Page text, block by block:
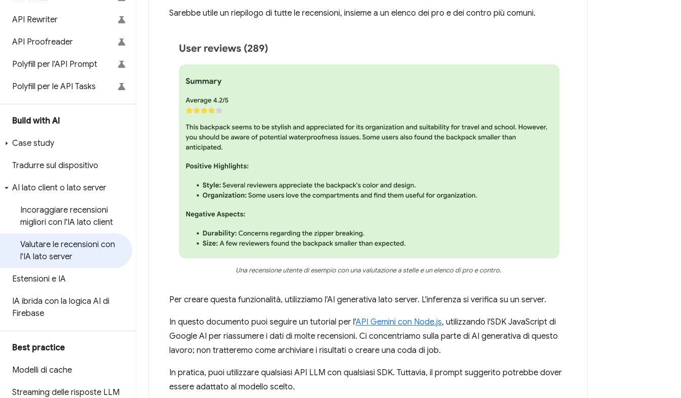
API Rewriter
API Proofreader
Polyfill per l'API Prompt
Polyfill per le API Tasks
Build with AI
Case study
Tradurre sul dispositivo
AI lato client o lato server
Incoraggiare recensioni
migliori con l'IA lato client
Valutare le recensioni con
l'IA lato server
Estensioni e IA
IA ibrida con la logica AI di
Firebase
Best practice
Modelli di cache
Streaming delle risposte LLM
Sarebbe utile un riepilogo di tutte le recensioni, insieme a un elenco dei pro e dei contro più comuni.
Una recensione utente di esempio con una valutazione a stelle e un elenco di pro e contro.
Per creare questa funzionalità, utilizziamo l'AI generativa lato server. L'inferenza si verifica su un server.
In questo documento puoi seguire un tutorial per l'API Gemini con Node.js, utilizzando l'SDK JavaScript di
Google AI per riassumere i dati di molte recensioni. Ci concentriamo sulla parte di AI generativa di questo
lavoro; non tratteremo come archiviare i risultati o creare una coda di job.
In pratica, puoi utilizzare qualsiasi API LLM con qualsiasi SDK. Tuttavia, il prompt suggerito potrebbe dover
essere adattato al modello scelto.